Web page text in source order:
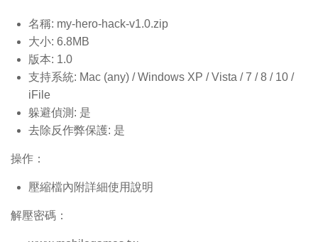
名稱: my-hero-hack-v1.0.zip
大小: 6.8MB
版本: 1.0
支持系統: Mac (any) / Windows XP / Vista / 7 / 8 / 10 /
iFile
躲避偵測: 是
去除反作弊保護: 是
操作：
壓縮檔內附詳細使用說明
解壓密碼：